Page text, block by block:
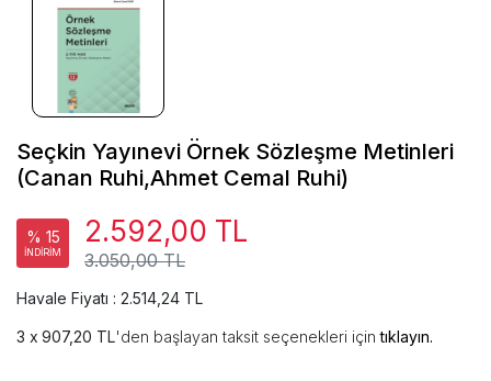
Seçkin Yayınevi Örnek Sözleşme Metinleri
(Canan Ruhi,Ahmet Cemal Ruhi)
% 15
İNDİRİM 3.050,00 TL
2.592,00 TL
Havale Fiyatı : 2.514,24 TL
907,20 TL'den başlayan taksit seçenekleri içintıklayın.